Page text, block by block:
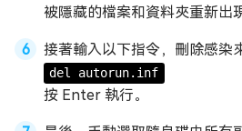
被隱藏的檔案和資料夾重新出
接著輸入以下指令，刪除感染
del autorun.inf
按 Enter 執行。